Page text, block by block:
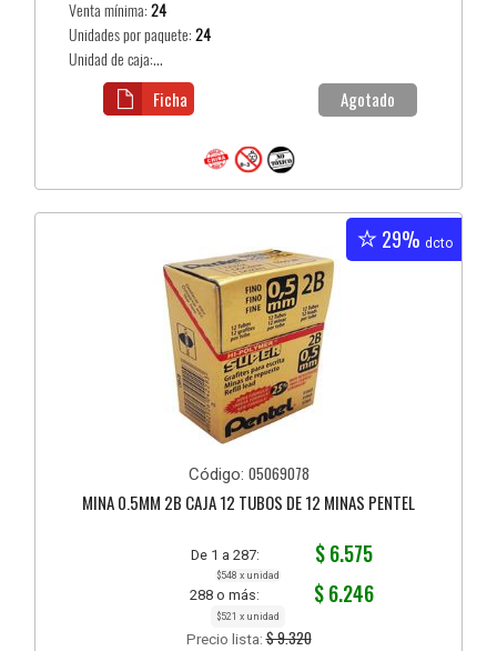
Venta mínima:24
Unidades por paquete:24
Unidad de caja:...
Agotado
Ficha
29% dcto
Código: 05069078
MINA 0.5MM 2B CAJA 12 TUBOS DE 12 MINAS PENTEL
De 1 a 287: $ 6.575
$548 x unidad
288 o más: $ 6.246
$521 x unidad
Precio lista:$ 9.320